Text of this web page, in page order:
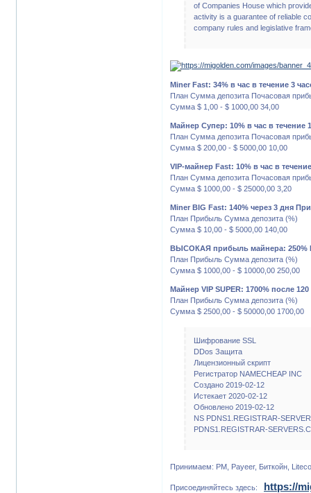
of Companies House which
activity is a guarantee of reliable
company rules and legislative
Miner Fast: 34% в час в течение 3
План Сумма депозита Почасовая
Сумма $ 1,00 - $ 1000,00 34,00
Майнер Супер: 10% в час в
План Сумма депозита Почасовая
Сумма $ 200,00 - $ 5000,00 10,00
VIP-майнер Fast: 10% в час в
План Сумма депозита Почасовая
Сумма $ 1000,00 - $ 25000,00 3,20
Miner BIG Fast: 140% через 3 дня
План Прибыль Сумма депозита (%)
Сумма $ 10,00 - $ 5000,00 140,00
ВЫСОКАЯ прибыль майнера: 250%
План Прибыль Сумма депозита (%)
Сумма $ 1000,00 - $ 10000,00 250,00
Майнер VIP SUPER: 1700% после
План Прибыль Сумма депозита (%)
Сумма $ 2500,00 - $ 50000,00 1700,00
Шифрование SSL
DDos Защита
Лицензионный скрипт
Регистратор NAMECHEAP INC
Создано 2019-02-12
Истекает 2020-02-12
Обновлено 2019-02-12
NS PDNS1.REGISTRAR-
PDNS1.REGISTRAR-
Принимаем: PM, Payeer, Биткойн,
Присоединяйтесь здесь: https://